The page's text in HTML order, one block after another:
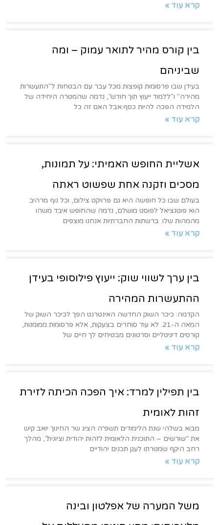
קרא עוד »
בין קורס מהיר לתואר עמוק – ומה
שביניהם
בעידן שבו פרסומות קופצות מכל עבר עם הבטחות ל"התעשרות
מהירה" ו"ללמוד ייעוץ תוך חודש", נדמה שהמטרה היחידה של
הלמידה הפכה להיות כסף.אבל האם זה כל
קרא עוד »
אשליית החופש האמיתי: על תמונות,
מסכים וזקנה אחת שפשוט ראתה
בעולם שבו כל חופשה היא גם פרויקט צילום, וכל נוף מרהיב
הוא פוטנציאל לפוסט מושלם, נדמה שהחופש איבד משהו
מהמהות שלו. ברשתות החברתיות אנחנו מוצפים
קרא עוד »
בין ערך לשווי שוק: ייעוץ פילוסופי בעידן
ההתעשרות המהירה
הקדמה: כיכר השוק החדשה האינטרנט הפך לכיכר השוק של
המאה ה-21. לא עוד סוחרים בצעקות, אלא פרסומות ממומנות,
קורסים דיגיטליים וסרטונים מבטיחים לך חיים של
קרא עוד »
בין תפילין למרד: איך הפכה הכיתה לזירת
זהות לאומית
מבוא בשלהי שנת הלימודים תשפ״ה הציג שר החינוך יואב קיש
את “שורשים – התוכנית הלאומית לזהות יהודית וציונית”, מהלך
רחב היקף שמטרתו לעגן תכנים יהודיים
קרא עוד »
משל המערה של אפלטון ובינה